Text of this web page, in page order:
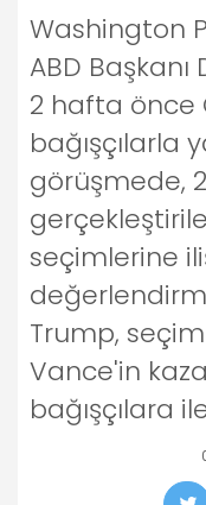
Washington
ABD
2 hafta önce
bağışçılarla
görüşmede,
seçimlerine
Trump,
Vance'in
bağışçılara